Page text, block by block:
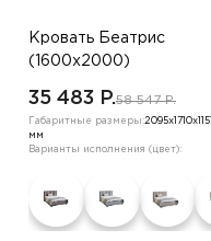
Кровать Беатрис
(1600х2000)
35 483 P.58 547 P.
Габаритные размеры:2095х1710х1151
мм
Варианты исполнения (цвет):